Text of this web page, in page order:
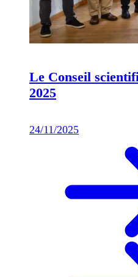
Le Conseil
2025
24/11/2025